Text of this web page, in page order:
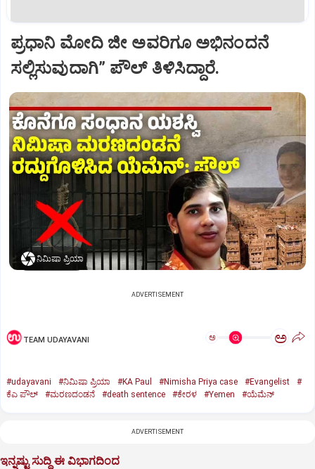
ಪ್ರಧಾನಿ ಮೋದಿ ಜೀ ಅವರಿಗೂ ಅಭಿನಂದನೆ
ಸಲ್ಲಿಸುವುದಾಗಿ” ಪೌಲ್‌ ತಿಳಿಸಿದ್ದಾರೆ.
ನಿಮಿಷಾ ಪ್ರಿಯಾ
ADVERTISEMENT
TEAM UDAYAVANI ಅ ಅ
#udayavani #ನಿಮಿಷಾ ಪ್ರಿಯಾ #KA Paul #Nimisha Priya case #Evangelist
#
ಕೆಎ ಪೌಲ್
#ಮರಣದಂಡನೆ #death sentence #ಕೇರಳ #Yemen #ಯೆಮೆನ್‌
ADVERTISEMENT
ಇನ್ನಷ್ಟು ಸುದ್ದಿ ಈ ವಿಭಾಗದಿಂದ